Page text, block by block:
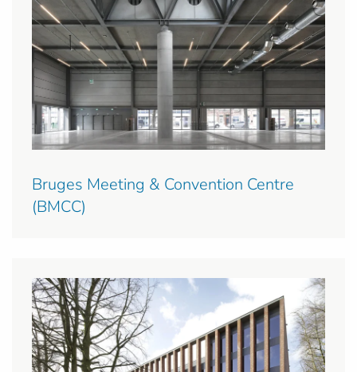
Bruges Meeting & Convention Centre
(BMCC)